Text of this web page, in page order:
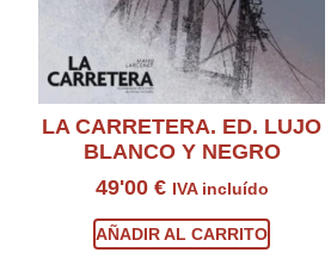
LA CARRETERA. ED. LUJO
BLANCO Y NEGRO
49'00 € IVA incluído
AÑADIR AL CARRITO